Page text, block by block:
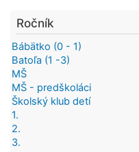
Ročník
Bábätko (0 - 1)
Batoľa (1 -3)
MŠ
MŠ - predškoláci
Školský klub detí
1.
2.
3.